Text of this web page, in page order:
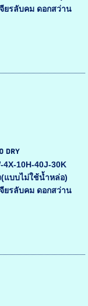
ยรลับคม ดอกสว่าน
DRY
4X-10H-40J-30K
(แบบไม่ใช้น้ำหล่อ)
ยรลับคม ดอกสว่าน